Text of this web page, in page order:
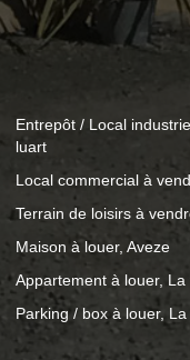
ou en quête d'un lieu
opportunité rare à
Entrepôt / Local
luart
Local commercial à
Terrain de loisirs à
Maison à louer, Aveze
Appartement à louer,
Parking / box à louer,